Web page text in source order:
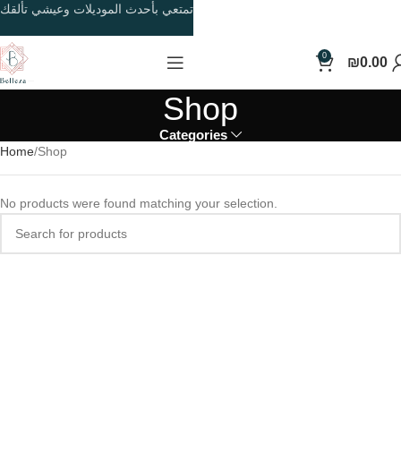
0 ₪0.00
Shop
Categories
Home Shop
No products were found matching your selection.
تمتعي بأحدث الموديلات وعيشي تألقك